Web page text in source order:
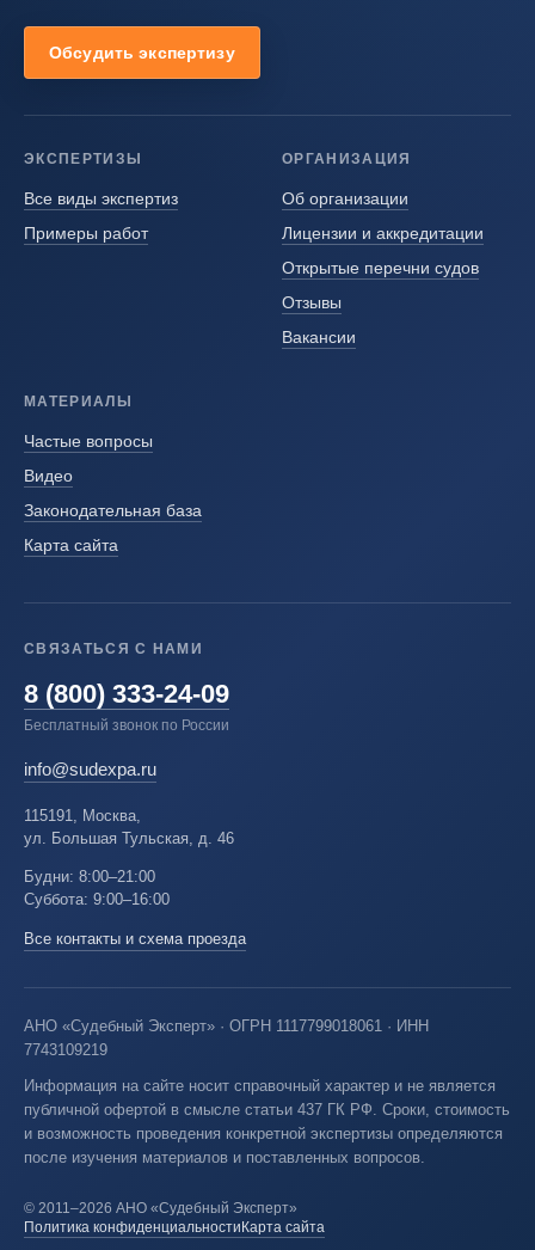
Обсудить экспертизу
ЭКСПЕРТИЗЫ
Все виды экспертиз
Примеры работ
ОРГАНИЗАЦИЯ
Об организации
Лицензии и аккредитации
Открытые перечни судов
Отзывы
Вакансии
МАТЕРИАЛЫ
Частые вопросы
Видео
Законодательная база
Карта сайта
СВЯЗАТЬСЯ С НАМИ
8 (800) 333-24-09
Бесплатный звонок по России
info@sudexpa.ru
115191, Москва,
ул. Большая Тульская, д. 46
Будни: 8:00–21:00
Суббота: 9:00–16:00
Все контакты и схема проезда
АНО «Судебный Эксперт» · ОГРН 1117799018061 · ИНН
7743109219
Информация на сайте носит справочный характер и не является
публичной офертой в смысле статьи 437 ГК РФ. Сроки, стоимость
и возможность проведения конкретной экспертизы определяются
после изучения материалов и поставленных вопросов.
© 2011–2026 АНО «Судебный Эксперт»
Политика конфиденциальностиКарта сайта